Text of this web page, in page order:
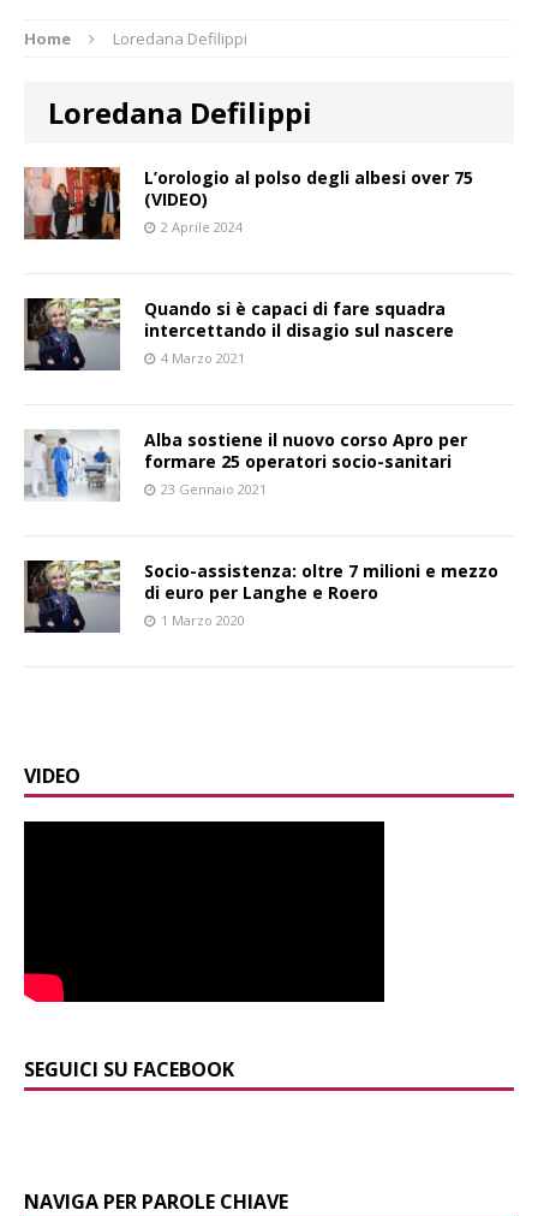
Home Loredana Defilippi
Loredana Defilippi
L’orologio al polso degli albesi over 75
(VIDEO)
2 Aprile 2024
Quando si è capaci di fare squadra
intercettando il disagio sul nascere
4 Marzo 2021
Alba sostiene il nuovo corso Apro per
formare 25 operatori socio-sanitari
23 Gennaio 2021
Socio-assistenza: oltre 7 milioni e mezzo
di euro per Langhe e Roero
1 Marzo 2020
VIDEO
SEGUICI SU FACEBOOK
NAVIGA PER PAROLE CHIAVE